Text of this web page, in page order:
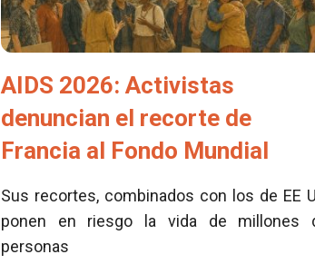
AIDS 2026: Activistas
denuncian el recorte de
Francia al Fondo Mundial
Sus recortes, combinados con los de EE
ponen en riesgo la vida de millones
personas